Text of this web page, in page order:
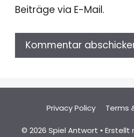
Beiträge via E-Mail.
Privacy Policy Terms
© 2026 Spiel Antwort • Erstellt